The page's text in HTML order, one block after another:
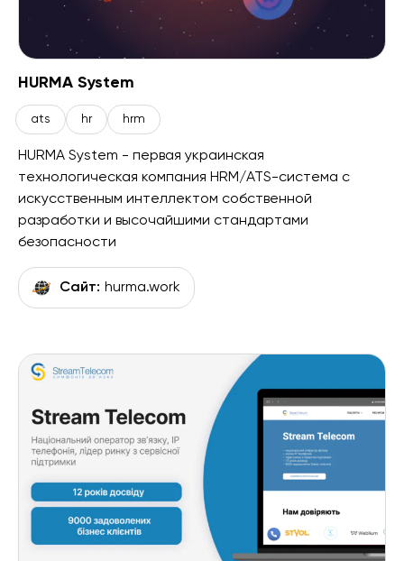
HURMA System
ats hr hrm
HURMA System - первая украинская
технологическая компания HRM/ATS-система с
искусственным интеллектом собственной
разработки и высочайшими стандартами
безопасности
Сайт: hurma.work